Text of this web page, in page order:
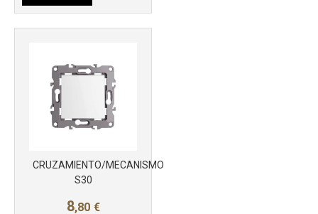
CRUZAMIENTO/MECANISMO
S30
8,80 €